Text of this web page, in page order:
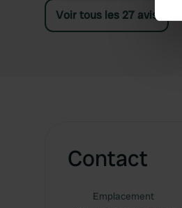
Voir tous les 27 avis
Contact
Emplacement